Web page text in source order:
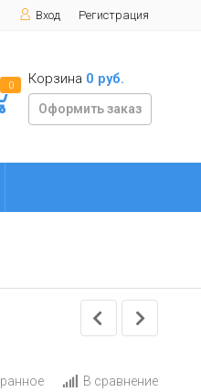
Вход Регистрация
0 Корзина 0 руб.
Оформить заказ
В сравнение